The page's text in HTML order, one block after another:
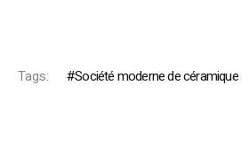
Tags: Société moderne de céramique